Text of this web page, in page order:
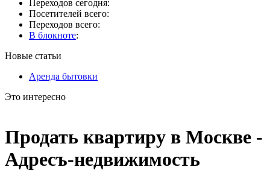
Переходов сегодня:
Посетителей всего:
Переходов всего:
В блокноте:
Новые статьи
Аренда бытовки
Это интересно
Продать квартиру в Москве -
Адресъ-недвижимость